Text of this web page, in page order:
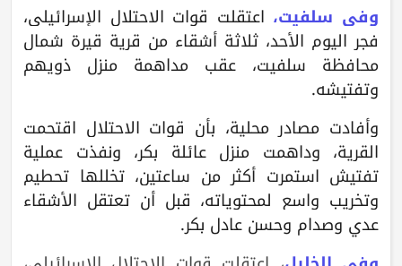
وفي سلفيت، اعتقلت قوات الاحتلال الإسرائيلي،
فجر اليوم الأحد، ثلاثة أشقاء من قرية قيرة شمال
محافظة سلفيت، عقب مداهمة منزل ذويهم
وتفتيشه.
وأفادت مصادر محلية، بأن قوات الاحتلال اقتحمت
القرية، وداهمت منزل عائلة بكر، ونفذت عملية
تفتيش استمرت أكثر من ساعتين، تخللها تحطيم
وتخريب واسع لمحتوياته، قبل أن تعتقل الأشقاء
عدي وصدام وحسن عادل بكر.